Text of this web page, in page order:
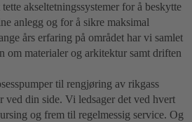
akseltetningssystemer for å beskytte
anlegg og for å sikre maksimal
års erfaring på området har vi samlet
om materialer og arkitektur samt driften
til rengjøring av rikgass
ved din side. Vi ledsager det ved hvert
og frem til regelmessig service. Og